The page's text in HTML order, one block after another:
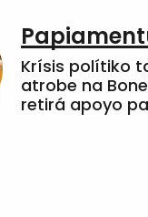
Krísis polítiko
atrobe na
retirá apoyo pa